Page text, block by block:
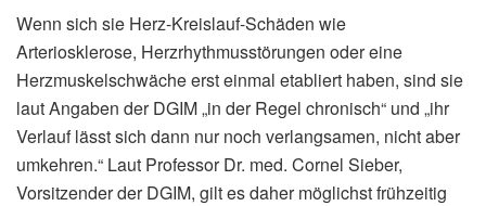
Wenn sich sie Herz-Kreislauf-Schäden wie
Arteriosklerose, Herzrhythmusstörungen oder eine
Herzmuskelschwäche erst einmal etabliert haben, sind sie
laut Angaben der DGIM „in der Regel chronisch“ und „ihr
Verlauf lässt sich dann nur noch verlangsamen, nicht aber
umkehren.“ Laut Professor Dr. med. Cornel Sieber,
Vorsitzender der DGIM, gilt es daher möglichst frühzeitig